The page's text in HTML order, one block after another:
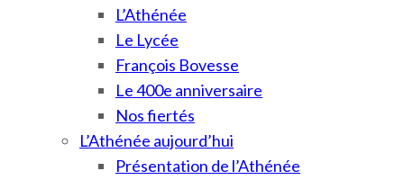
L’Athénée
Le Lycée
François Bovesse
Le 400e anniversaire
Nos fiertés
L’Athénée aujourd’hui
Présentation de l’Athénée